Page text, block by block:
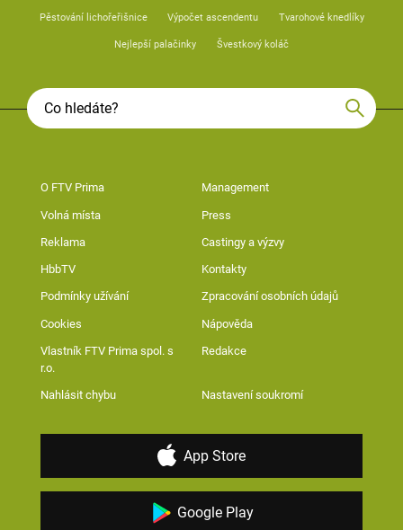
Pěstování lichořeřišnice Výpočet ascendentu Tvarohové knedlíky
Nejlepší palačinky Švestkový koláč
O FTV Prima Management
Volná místa Press
Reklama Castingy a výzvy
HbbTV Kontakty
Podmínky užívání Zpracování osobních údajů
Cookies Nápověda
Vlastník FTV Prima spol. s
r.o.
Redakce
Nahlásit chybu Nastavení soukromí
App Store
Google Play